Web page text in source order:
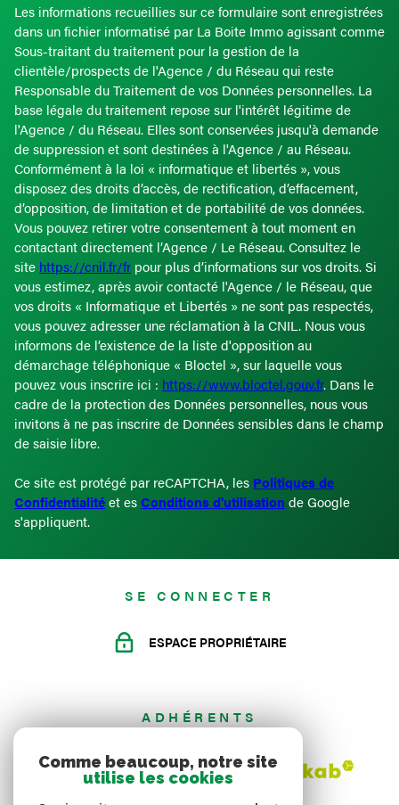
Les informations recueillies sur ce formulaire sont enregistrées
dans un fichier informatisé par La Boite Immo agissant comme
Sous-traitant du traitement pour la gestion de la
clientèle/prospects de l'Agence / du Réseau qui reste
Responsable du Traitement de vos Données personnelles. La
base légale du traitement repose sur l'intérêt légitime de
l'Agence / du Réseau. Elles sont conservées jusqu'à demande
de suppression et sont destinées à l'Agence / au Réseau.
Conformément à la loi « informatique et libertés », vous
disposez des droits d’accès, de rectification, d’effacement,
d’opposition, de limitation et de portabilité de vos données.
Vous pouvez retirer votre consentement à tout moment en
contactant directement l’Agence / Le Réseau. Consultez le
site https://cnil.fr/fr pour plus d’informations sur vos droits. Si
vous estimez, après avoir contacté l'Agence / le Réseau, que
vos droits « Informatique et Libertés » ne sont pas respectés,
vous pouvez adresser une réclamation à la CNIL. Nous vous
informons de l’existence de la liste d'opposition au
démarchage téléphonique « Bloctel », sur laquelle vous
pouvez vous inscrire ici : https://www.bloctel.gouv.fr. Dans le
cadre de la protection des Données personnelles, nous vous
invitons à ne pas inscrire de Données sensibles dans le champ
de saisie libre.
Ce site est protégé par reCAPTCHA, les Politiques de
Confidentialitéet esConditions d'utilisation de Google
s'appliquent.
SE CONNECTER
ESPACE PROPRIÉTAIRE
ADHÉRENTS
Comme beaucoup, notre site
utilise les cookies